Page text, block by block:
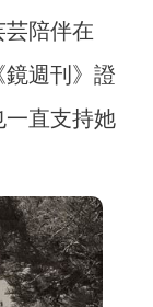
芸陪伴在
週刊》證
一直支持她